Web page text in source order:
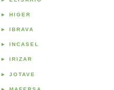
► HIGER
► IBRAVA
► INCASEL
► IRIZAR
► JOTAVE